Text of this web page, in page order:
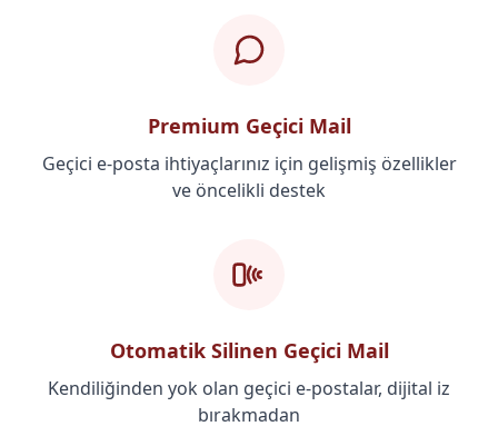
Premium Geçici Mail
Geçici e-posta ihtiyaçlarınız için gelişmiş özellikler
ve öncelikli destek
Otomatik Silinen Geçici Mail
Kendiliğinden yok olan geçici e-postalar, dijital iz
bırakmadan